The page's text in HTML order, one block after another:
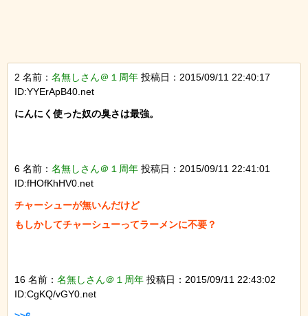
2 名前： 名無しさん＠１周年 投稿日：2015/09/11 22:40:17
ID:YYErApB40.net
にんにく使った奴の臭さは最強。
6 名前： 名無しさん＠１周年 投稿日：2015/09/11 22:41:01
ID:fHOfKhHV0.net
チャーシューが無いんだけど
もしかしてチャーシューってラーメンに不要？
16 名前： 名無しさん＠１周年 投稿日：2015/09/11 22:43:02
ID:CgKQ/vGY0.net